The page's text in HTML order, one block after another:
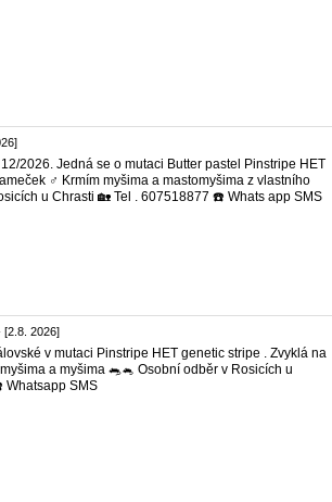
2026. Jedná se o mutaci Butter pastel Pinstripe HET
♂️ Krmím myšima a mastomyšima z vlastního
u Chrasti 🏡 Tel . 607518877 ☎️ Whats app SMS
[2.8. 2026]
v mutaci Pinstripe HET genetic stripe . Zvyklá na
a myšima 🐀🐁 Osobní odběr v Rosicích u
Whatsapp SMS